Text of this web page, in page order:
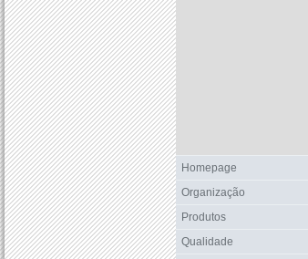
Homepage
Organização
Produtos
Qualidade